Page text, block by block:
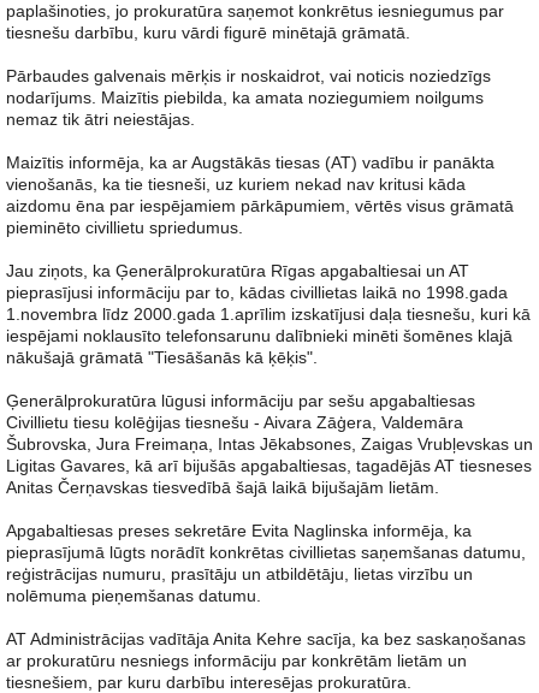
paplašinoties, jo prokuratūra saņemot konkrētus iesniegumus par
tiesnešu darbību, kuru vārdi figurē minētajā grāmatā.
Pārbaudes galvenais mērķis ir noskaidrot, vai noticis noziedzīgs
nodarījums. Maizītis piebilda, ka amata noziegumiem noilgums
nemaz tik ātri neiestājas.
Maizītis informēja, ka ar Augstākās tiesas (AT) vadību ir panākta
vienošanās, ka tie tiesneši, uz kuriem nekad nav kritusi kāda
aizdomu ēna par iespējamiem pārkāpumiem, vērtēs visus grāmatā
pieminēto civillietu spriedumus.
Jau ziņots, ka Ģenerālprokuratūra Rīgas apgabaltiesai un AT
pieprasījusi informāciju par to, kādas civillietas laikā no 1998.gada
1.novembra līdz 2000.gada 1.aprīlim izskatījusi daļa tiesnešu, kuri kā
iespējami noklausīto telefonsarunu dalībnieki minēti šomēnes klajā
nākušajā grāmatā "Tiesāšanās kā ķēķis".
Ģenerālprokuratūra lūgusi informāciju par sešu apgabaltiesas
Civillietu tiesu kolēģijas tiesnešu - Aivara Zāģera, Valdemāra
Šubrovska, Jura Freimaņa, Intas Jēkabsones, Zaigas Vrubļevskas un
Ligitas Gavares, kā arī bijušās apgabaltiesas, tagadējās AT tiesneses
Anitas Čerņavskas tiesvedībā šajā laikā bijušajām lietām.
Apgabaltiesas preses sekretāre Evita Naglinska informēja, ka
pieprasījumā lūgts norādīt konkrētas civillietas saņemšanas datumu,
reģistrācijas numuru, prasītāju un atbildētāju, lietas virzību un
nolēmuma pieņemšanas datumu.
AT Administrācijas vadītāja Anita Kehre sacīja, ka bez saskaņošanas
ar prokuratūru nesniegs informāciju par konkrētām lietām un
tiesnešiem, par kuru darbību interesējas prokuratūra.